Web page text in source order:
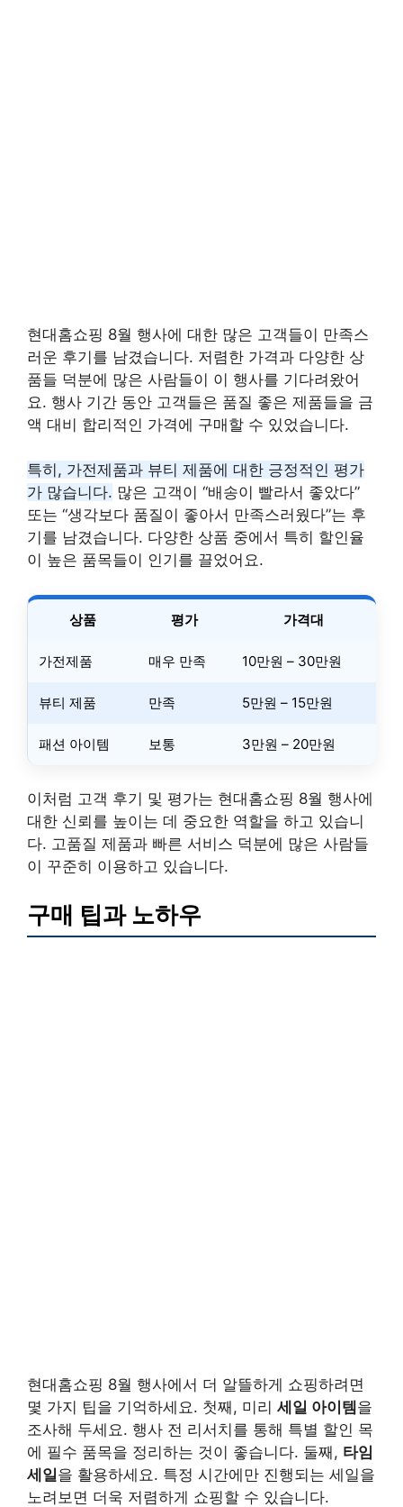
현대홈쇼핑 8월 행사에 대한 많은 고객들이 만족스
러운 후기를 남겼습니다. 저렴한 가격과 다양한 상
품들 덕분에 많은 사람들이 이 행사를 기다려왔어
요. 행사 기간 동안 고객들은 품질 좋은 제품들을 금
액 대비 합리적인 가격에 구매할 수 있었습니다.
특히, 가전제품과 뷰티 제품에 대한 긍정적인 평가
가 많습니다. 많은 고객이 “배송이 빨라서 좋았다”
또는 “생각보다 품질이 좋아서 만족스러웠다”는 후
기를 남겼습니다. 다양한 상품 중에서 특히 할인율
이 높은 품목들이 인기를 끌었어요.
상품 평가 가격대
가전제품 매우 만족 10만원 – 30만원
뷰티 제품 만족 5만원 – 15만원
패션 아이템 보통 3만원 – 20만원
이처럼 고객 후기 및 평가는 현대홈쇼핑 8월 행사에
대한 신뢰를 높이는 데 중요한 역할을 하고 있습니
다. 고품질 제품과 빠른 서비스 덕분에 많은 사람들
이 꾸준히 이용하고 있습니다.
구매 팁과 노하우
현대홈쇼핑 8월 행사에서 더 알뜰하게 쇼핑하려면
몇 가지 팁을 기억하세요. 첫째, 미리 세일 아이템을
조사해 두세요. 행사 전 리서치를 통해 특별 할인 목
에 필수 품목을 정리하는 것이 좋습니다. 둘째, 타임
세일을 활용하세요. 특정 시간에만 진행되는 세일을
노려보면 더욱 저렴하게 쇼핑할 수 있습니다.